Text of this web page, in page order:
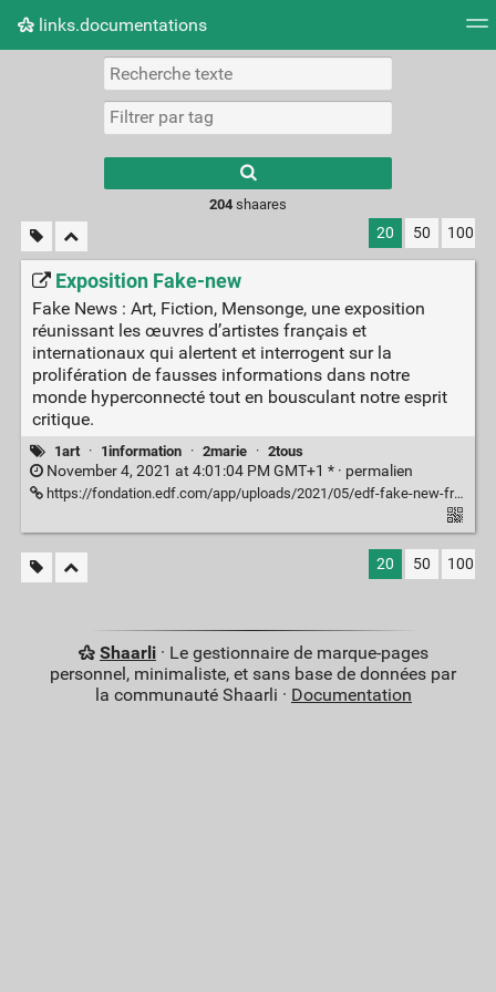
links.documentations
Nuage de tags Mur d'images
results.
204shaares
20 50 100
Exposition Fake-new
Fake News : Art, Fiction, Mensonge, une exposition
réunissant les œuvres d’artistes français et
internationaux qui alertent et interrogent sur la
prolifération de fausses informations dans notre
monde hyperconnecté tout en bousculant notre esprit
critique.
1art · 1information · 2marie · 2tous
November 4, 2021 at 4:01:04 PM GMT+1 * · permalien
https://fondation.edf.com/app/uploads/2021/05/edf-fake-new-fr-03.pdf
20 50 100
Shaarli· Le gestionnaire de marque-pages
personnel, minimaliste, et sans base de données par
la communauté Shaarli · Documentation